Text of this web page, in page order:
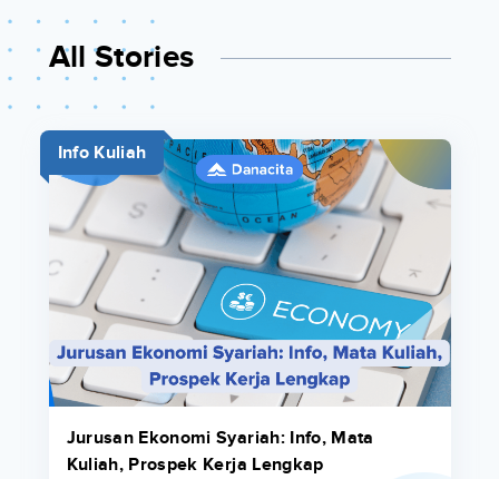
All Stories
Info Kuliah
Jurusan Ekonomi Syariah: Info, Mata
Kuliah, Prospek Kerja Lengkap